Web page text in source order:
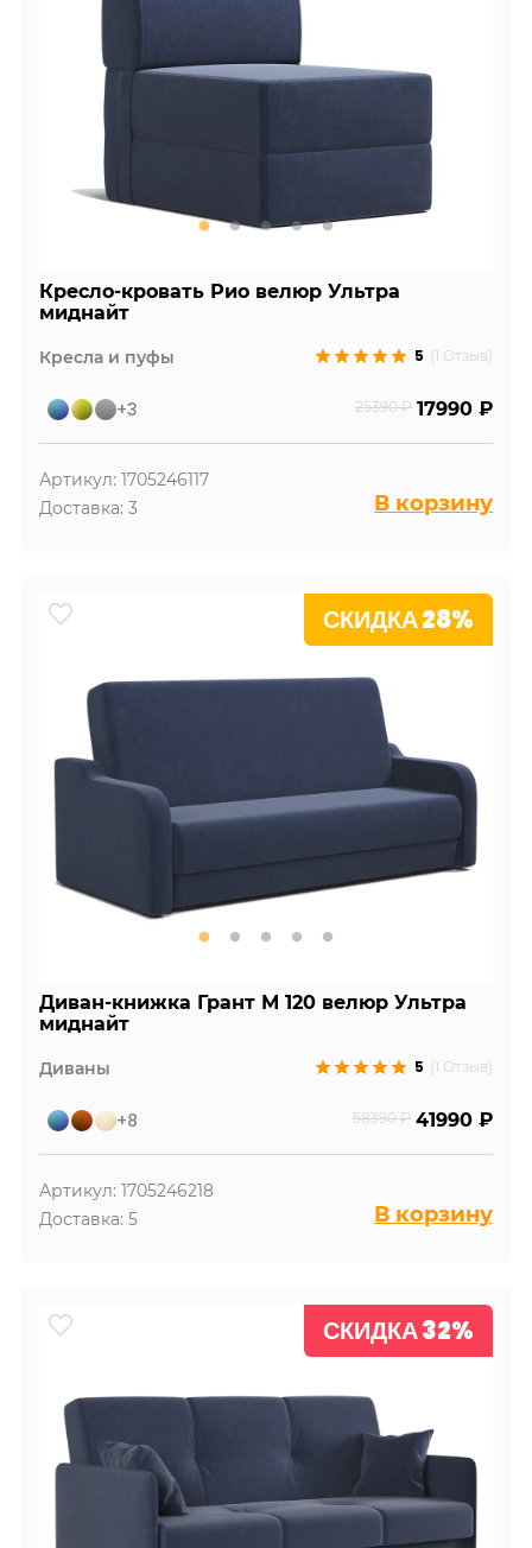
Кресло-кровать Рио велюр Ультра
миднайт
Кресла и пуфы 5 (1 Отзыв)
+3 25390 ₽ 17990 ₽
Артикул: 1705246117
Доставка: 3
В корзину
СКИДКА 28%
Диван-книжка Грант М 120 велюр Ультра
миднайт
Диваны 5 (1 Отзыв)
+8 58390 ₽ 41990 ₽
Артикул: 1705246218
Доставка: 5
В корзину
СКИДКА 32%